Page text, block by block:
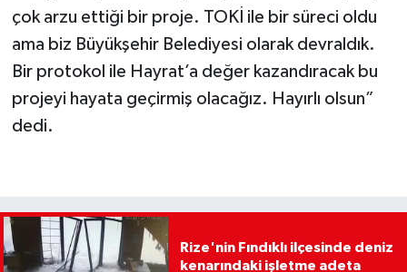
çok arzu ettiği bir proje. TOKİ ile bir süreci oldu
ama biz Büyükşehir Belediyesi olarak devraldık.
Bir protokol ile Hayrat’a değer kazandıracak bu
projeyi hayata geçirmiş olacağız. Hayırlı olsun”
dedi.
Rize'nin Fındıklı ilçesinde deniz
kenarındaki işletme adeta